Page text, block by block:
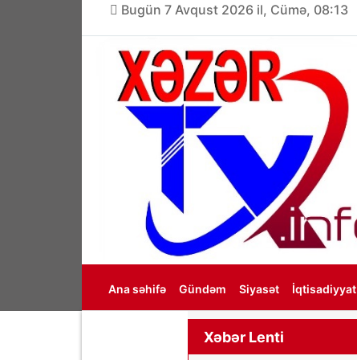
Bugün 7 Avqust 2026 il, Cümə, 08:13
Ana səhifə Gündəm Siyasət İqtisadiyyat
Xəbər Lenti